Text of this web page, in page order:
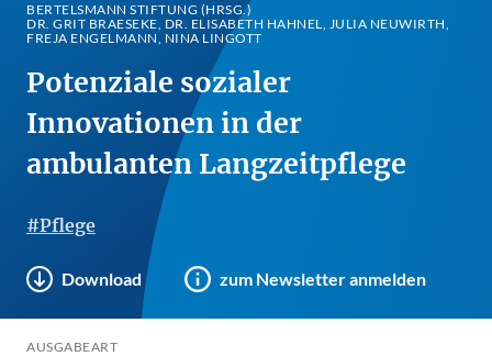
BERTELSMANN STIFTUNG (HRSG.)
DR. GRIT BRAESEKE, DR. ELISABETH HAHNEL, JULIA NEUWIRTH,
FREJA ENGELMANN, NINA LINGOTT
Potenziale sozialer
Innovationen in der
ambulanten Langzeitpflege
#Pflege
Download zum Newsletter anmelden
AUSGABEART